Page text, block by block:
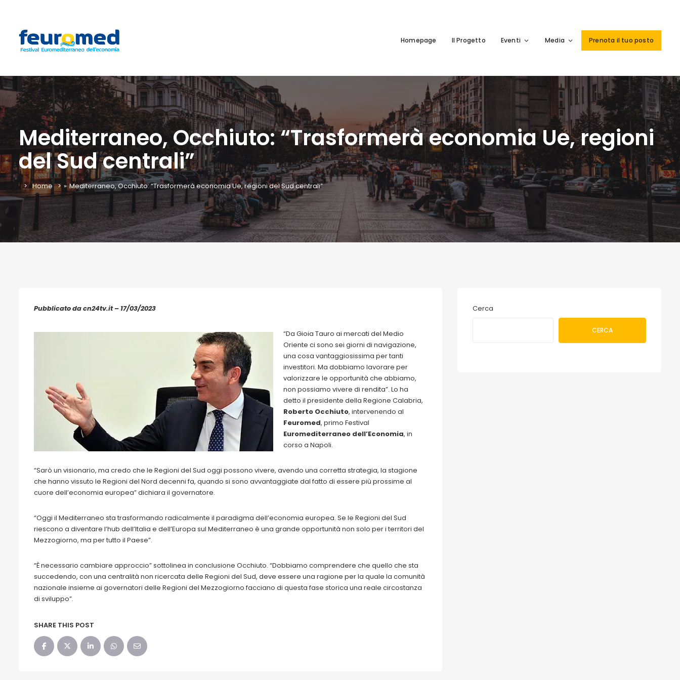
Homepage Il Progetto Eventi Media Prenota il tuo posto
Mediterraneo, Occhiuto: “Trasformerà economia Ue, regioni
del Sud centrali”
Home » Mediterraneo, Occhiuto: “Trasformerà economia Ue, regioni del Sud centrali”
Pubblicato da cn24tv.it – 17/03/2023
“Da Gioia Tauro ai mercati del Medio
Oriente ci sono sei giorni di navigazione,
una cosa vantaggiosissima per tanti
investitori. Ma dobbiamo lavorare per
valorizzare le opportunità che abbiamo,
non possiamo vivere di rendita”. Lo ha
detto il presidente della Regione Calabria,
Roberto Occhiuto, intervenendo al
Feuromed, primo Festival
Euromediterraneo dell’Economia, in
corso a Napoli.
“Sarò un visionario, ma credo che le Regioni del Sud oggi possono vivere, avendo una corretta strategia, la stagione
che hanno vissuto le Regioni del Nord decenni fa, quando si sono avvantaggiate dal fatto di essere più prossime al
cuore dell’economia europea” dichiara il governatore.
“Oggi il Mediterraneo sta trasformando radicalmente il paradigma dell’economia europea. Se le Regioni del Sud
riescono a diventare l’hub dell’Italia e dell’Europa sul Mediterraneo è una grande opportunità non solo per i territori del
Mezzogiorno, ma per tutto il Paese”.
“È necessario cambiare approccio” sottolinea in conclusione Occhiuto. “Dobbiamo comprendere che quello che sta
succedendo, con una centralità non ricercata delle Regioni del Sud, deve essere una ragione per la quale la comunità
nazionale insieme ai governatori delle Regioni del Mezzogiorno facciano di questa fase storica una reale circostanza
di sviluppo”.
SHARE THIS POST
Cerca
CERCA